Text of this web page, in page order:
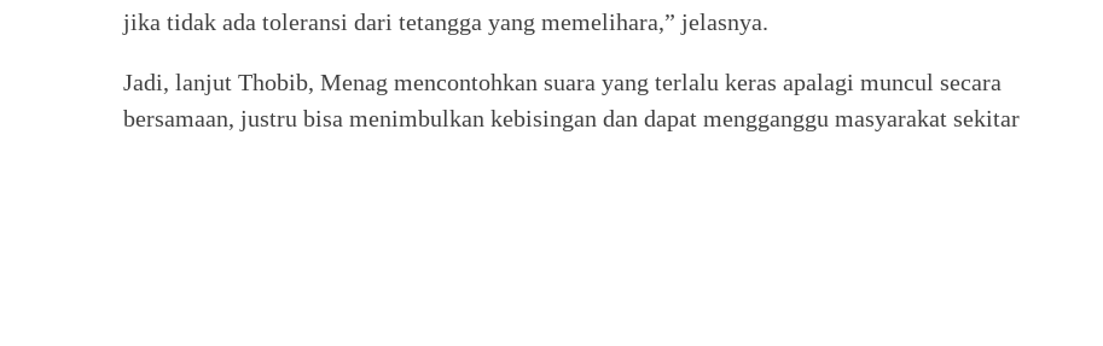
jika tidak ada toleransi dari tetangga yang memelihara,” jelasnya.
Jadi, lanjut Thobib, Menag mencontohkan suara yang terlalu keras apalagi muncul secara
bersamaan, justru bisa menimbulkan kebisingan dan dapat mengganggu masyarakat sekitar